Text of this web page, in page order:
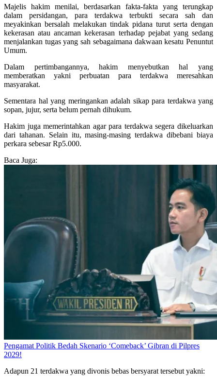
Majelis hakim menilai, berdasarkan fakta-fakta yang terungkap
dalam persidangan, para terdakwa terbukti secara sah dan
meyakinkan bersalah melakukan tindak pidana turut serta dengan
kekerasan atau ancaman kekerasan terhadap pejabat yang sedang
menjalankan tugas yang sah sebagaimana dakwaan kesatu Penuntut
Umum.
Dalam pertimbangannya, hakim menyebutkan hal yang
memberatkan yakni perbuatan para terdakwa meresahkan
masyarakat.
Sementara hal yang meringankan adalah sikap para terdakwa yang
sopan, jujur, serta belum pernah dihukum.
Hakim juga memerintahkan agar para terdakwa segera dikeluarkan
dari tahanan. Selain itu, masing-masing terdakwa dibebani biaya
perkara sebesar Rp5.000.
Baca Juga:
Pengamat Politik Bedah Skenario ‘Comeback’ Gibran di Pilpres
2029!
Adapun 21 terdakwa yang divonis bebas bersyarat tersebut yakni: